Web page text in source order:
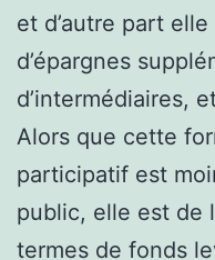
et d’autre part
d’épargnes
d’intermédiaires,
Alors que cette
participatif est
public, elle est de
termes de fonds